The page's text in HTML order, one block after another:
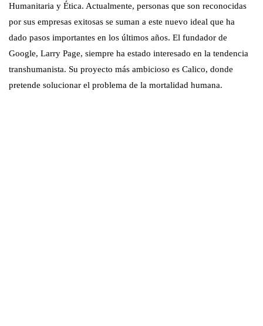
Humanitaria y Ética. Actualmente, personas que son reconocidas
por sus empresas exitosas se suman a este nuevo ideal que ha
dado pasos importantes en los últimos años. El fundador de
Google, Larry Page, siempre ha estado interesado en la tendencia
transhumanista. Su proyecto más ambicioso es Calico, donde
pretende solucionar el problema de la mortalidad humana.